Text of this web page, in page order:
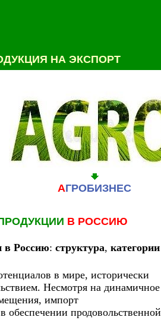
НА ЭКСПОРТ
АГРОБИЗНЕС
В РОССИЮ
в Россию: структура, категории
в мире, исторически
Несмотря на динамичное
импорт
обеспечении продовольственной